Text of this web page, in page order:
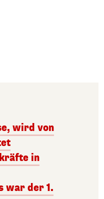
wird von
in
war der 1.